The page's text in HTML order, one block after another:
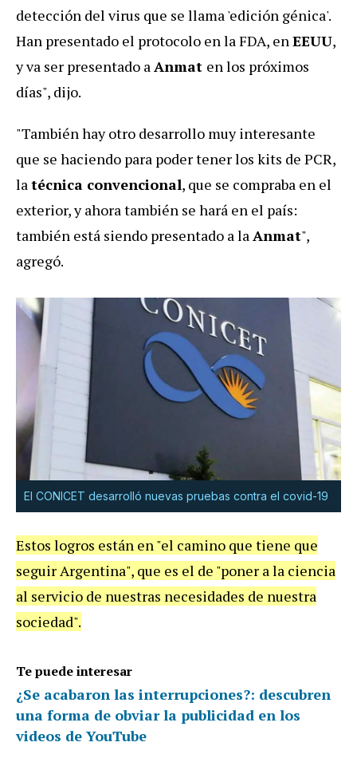
detección del virus que se llama 'edición génica'.
Han presentado el protocolo en la FDA, enEEUU,
y va ser presentado aAnmat en los próximos
días", dijo.
"También hay otro desarrollo muy interesante
que se haciendo para poder tener los kits de PCR,
latécnica convencional, que se compraba en el
exterior, y ahora también se hará en el país:
también está siendo presentado a laAnmat",
agregó.
El CONICET desarrolló nuevas pruebas contra el covid-19
Estos logros están en "el camino que tiene que
seguir Argentina", que es el de "poner a la ciencia
al servicio de nuestras necesidades de nuestra
sociedad".
Te puede interesar
¿Se acabaron las interrupciones?: descubren
una forma de obviar la publicidad en los
videos de YouTube